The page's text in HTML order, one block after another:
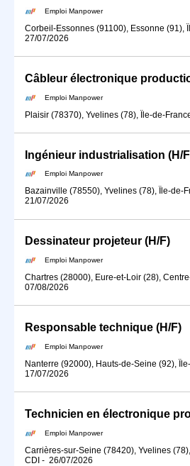
Emploi Manpower
Corbeil-Essonnes (91100), Essonne (91),
27/07/2026
Câbleur électronique
Emploi Manpower
Plaisir (78370), Yvelines (78), Île-de-
Ingénieur industrialisation (H/
Emploi Manpower
Bazainville (78550), Yvelines (78), Île-de-
21/07/2026
Dessinateur projeteur (H/F)
Emploi Manpower
Chartres (28000), Eure-et-Loir (28),
07/08/2026
Responsable technique (H/F)
Emploi Manpower
Nanterre (92000), Hauts-de-Seine (92),
17/07/2026
Technicien en électronique
Emploi Manpower
Carrières-sur-Seine (78420), Yvelines
CDI - 26/07/2026